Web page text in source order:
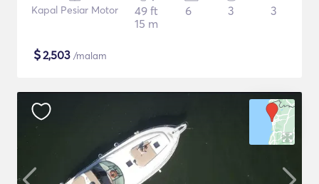
Kapal Pesiar Motor
49 ft
15 m
6 3 3
$2,503 /malam